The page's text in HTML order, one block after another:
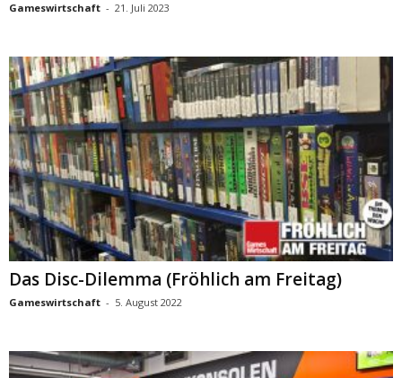
Gameswirtschaft - 21. Juli 2023
Das Disc-Dilemma (Fröhlich am Freitag)
Gameswirtschaft - 5. August 2022